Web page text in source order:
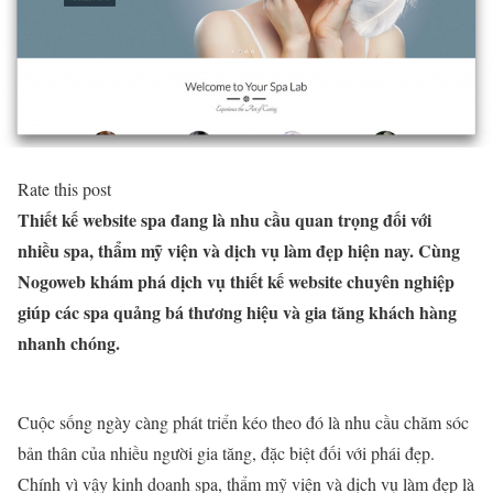
Rate this post
Thiết kế website spa đang là nhu cầu quan trọng đối với
nhiều spa, thẩm mỹ viện và dịch vụ làm đẹp hiện nay. Cùng
Nogoweb khám phá dịch vụ thiết kế website chuyên nghiệp
giúp các spa quảng bá thương hiệu và gia tăng khách hàng
nhanh chóng.
Cuộc sống ngày càng phát triển kéo theo đó là nhu cầu chăm sóc
bản thân của nhiều người gia tăng, đặc biệt đối với phái đẹp.
Chính vì vậy kinh doanh spa, thẩm mỹ viện và dịch vụ làm đẹp là